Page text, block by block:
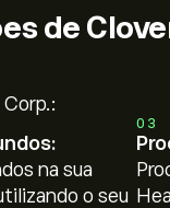
de
na sua
o seu
03